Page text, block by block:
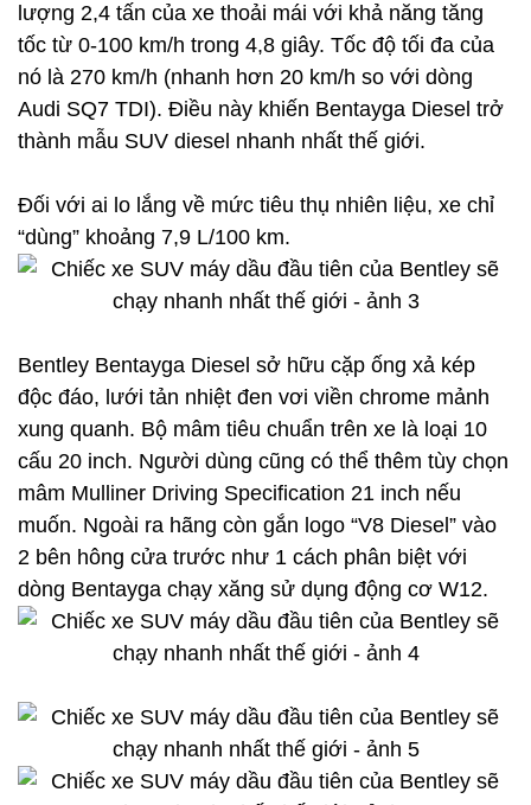
lượng 2,4 tấn của xe thoải mái với khả năng tăng
tốc từ 0-100 km/h trong 4,8 giây. Tốc độ tối đa của
nó là 270 km/h (nhanh hơn 20 km/h so với dòng
Audi SQ7 TDI). Điều này khiến Bentayga Diesel trở
thành mẫu SUV diesel nhanh nhất thế giới.
Đối với ai lo lắng về mức tiêu thụ nhiên liệu, xe chỉ
“dùng” khoảng 7,9 L/100 km.
Bentley Bentayga Diesel sở hữu cặp ống xả kép
độc đáo, lưới tản nhiệt đen vơi viền chrome mảnh
xung quanh. Bộ mâm tiêu chuẩn trên xe là loại 10
cấu 20 inch. Người dùng cũng có thể thêm tùy chọn
mâm Mulliner Driving Specification 21 inch nếu
muốn. Ngoài ra hãng còn gắn logo “V8 Diesel” vào
2 bên hông cửa trước như 1 cách phân biệt với
dòng Bentayga chạy xăng sử dụng động cơ W12.